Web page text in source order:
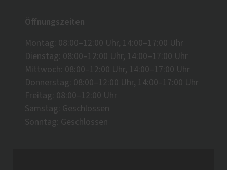
Öffnungszeiten
Montag: 08:00–12:00 Uhr, 14:00–17:00 Uhr
Dienstag: 08:00–12:00 Uhr, 14:00–17:00 Uhr
Mittwoch: 08:00–12:00 Uhr, 14:00–17:00 Uhr
Donnerstag: 08:00–12:00 Uhr, 14:00–17:00 Uhr
Freitag: 08:00–12:00 Uhr
Samstag: Geschlossen
Sonntag: Geschlossen